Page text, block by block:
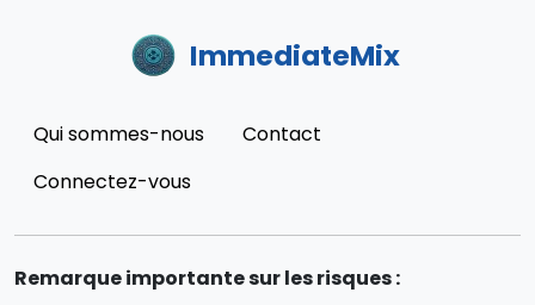
ImmediateMix
Qui sommes-nous
Contact
Connectez-vous
Remarque importante sur les risques :